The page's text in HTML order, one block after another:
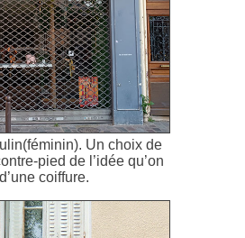
Un choix de
pied de l’idée qu’on
coiffure.